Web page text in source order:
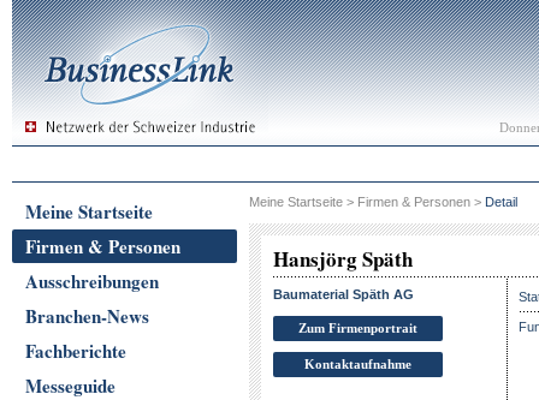
Meine Startseite
Firmen & Personen
Ausschreibungen
Branchen-News
Fachberichte
Messeguide
Meine Startseite > Firmen & Personen > Detail
Hansjörg Späth
Baumaterial Späth AG
Zum Firmenportrait
Kontaktaufnahme